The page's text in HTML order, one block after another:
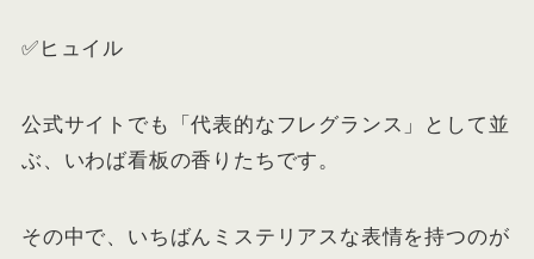
✅ヒュイル
公式サイトでも「代表的なフレグランス」として並
ぶ、いわば看板の香りたちです。
その中で、いちばんミステリアスな表情を持つのが